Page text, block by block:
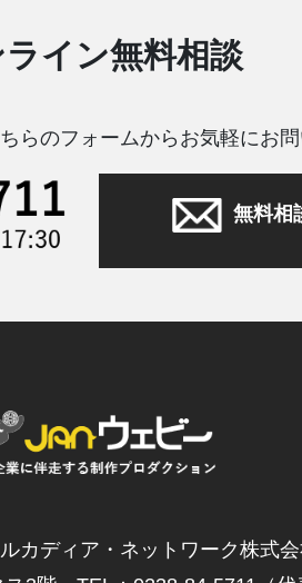
イン無料相談
らのフォームからお気軽にお問
無料相
カディア・ネットワーク株式